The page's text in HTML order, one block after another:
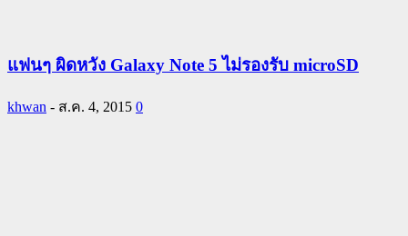
แฟนๆ ผิดหวัง Galaxy Note 5 ไม่รองรับ microSD
khwan - ส.ค. 4, 2015 0